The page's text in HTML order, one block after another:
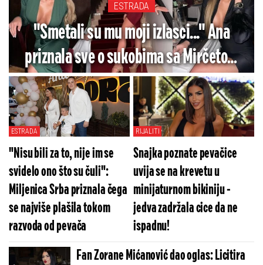
ESTRADA
"Smetali su mu moji izlasci..." Ana
priznala sve o sukobima sa Mirčetom
zbog noćnog života - Ovo je razlog
razvoda?
ESTRADA
"Nisu bili za to, nije im se
svidelo ono što su čuli":
Miljenica Srba priznala čega
se najviše plašila tokom
razvoda od pevača
RIJALITI
Snajka poznate pevačice
uvija se na krevetu u
minijaturnom bikiniju -
jedva zadržala cice da ne
ispadnu!
Fan Zorane Mićanović dao oglas: Licitira